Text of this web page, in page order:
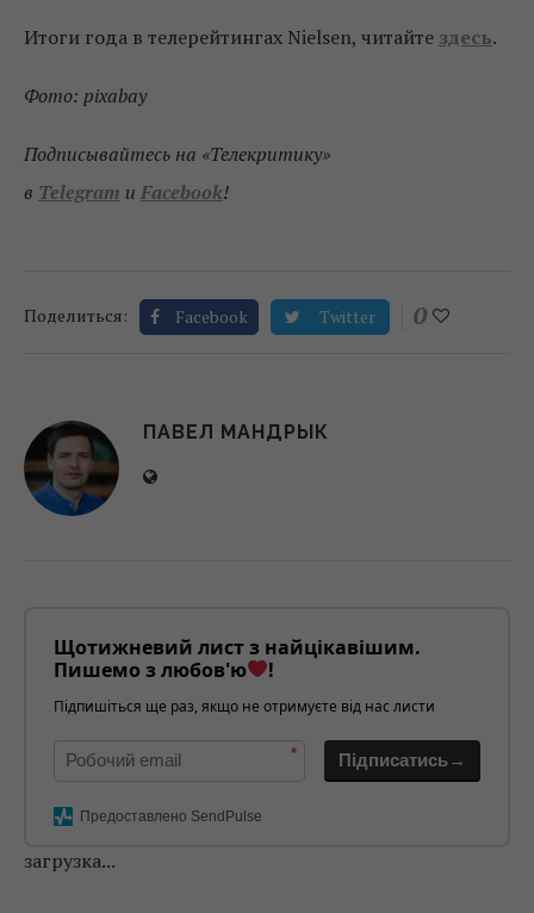
Итоги года в телерейтингах Nielsen, читайте здесь.
Фото: pixabay
Подписывайтесь на «Телекритику»
в Telegram и Facebook!
Поделиться: Facebook Twitter 0
ПАВЕЛ МАНДРЫК
Щотижневий лист з найцікавішим.
Пишемо з любов'ю
!
Підпишіться ще раз, якщо не отримуєте від нас листи
* Підписатись→
Предоставлено SendPulse
загрузка...